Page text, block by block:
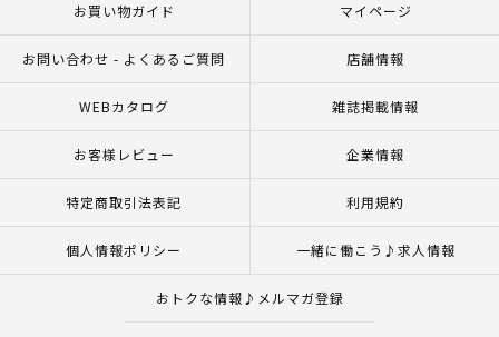
お買い物ガイド マイページ
お問い合わせ - よくあるご質問 店舗情報
WEBカタログ 雑誌掲載情報
お客様レビュー 企業情報
特定商取引法表記 利用規約
個人情報ポリシー 一緒に働こう♪求人情報
おトクな情報♪メルマガ登録